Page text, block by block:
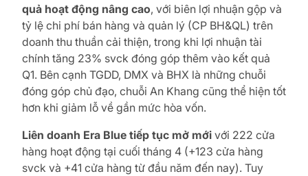
quả hoạt động nâng cao, với biên lợi nhuận gộp và
tỷ lệ chi phí bán hàng và quản lý (CP BH&QL) trên
doanh thu thuần cải thiện, trong khi lợi nhuận tài
chính tăng 23% svck đóng góp thêm vào kết quả
Q1. Bên cạnh TGDD, DMX và BHX là những chuỗi
đóng góp chủ đạo, chuỗi An Khang cũng thể hiện tốt
hơn khi giảm lỗ về gần mức hòa vốn.
Liên doanh Era Blue tiếp tục mở mới với 222 cửa
hàng hoạt động tại cuối tháng 4 (+123 cửa hàng
svck và +41 cửa hàng từ đầu năm đến nay). Tuy